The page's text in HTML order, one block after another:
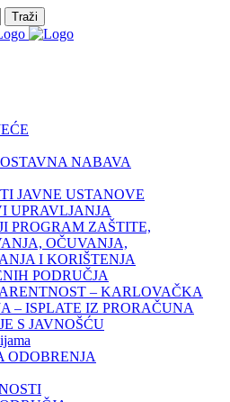
NABAVA
JAVNE USTANOVE
UPRAVLJANJA
PROGRAM ZAŠTITE,
OČUVANJA,
I KORIŠTENJA
PODRUČJA
– KARLOVAČKA
– ISPLATE IZ PRORAČUNA
S JAVNOŠĆU
ODOBRENJA